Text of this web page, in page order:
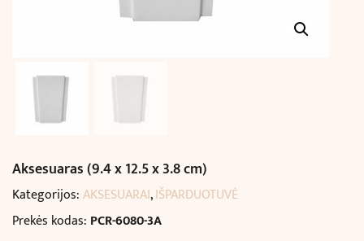
Aksesuaras (9.4 x 12.5 x 3.8 cm)
Kategorijos:AKSESUARAI,IŠPARDUOTUVĖ
Prekės kodas: PCR-6080-3A